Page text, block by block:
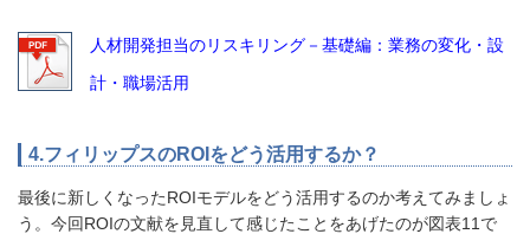
人材開発担当のリスキリング－基礎編：業務の変化・設
計・職場活用
4.フィリップスのROIをどう活用するか？
最後に新しくなったROIモデルをどう活用するのか考えてみましょ
う。今回ROIの文献を見直して感じたことをあげたのが図表11で